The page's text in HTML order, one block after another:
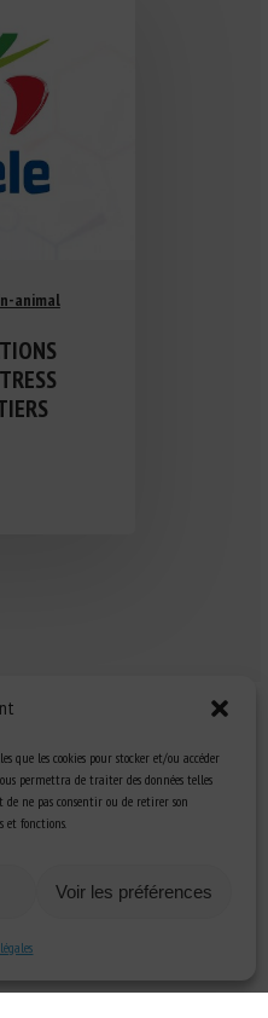
que les cookies pour stocker et/ou accéder
permettra de traiter des données telles
ne pas consentir ou de retirer son
et fonctions.
Voir les préférences
animal